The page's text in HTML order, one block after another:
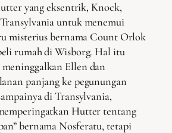
yang eksentrik, Knock,
untuk menemui
misterius bernama Count Orlok
rumah di Wisborg. Hal itu
Ellen dan
panjang ke pegunungan
di Transylvania,
Hutter tentang
bernama Nosferatu, tetapi